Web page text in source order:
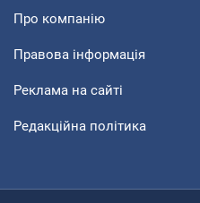
Про компанію
Правова інформація
Реклама на сайті
Редакційна політика